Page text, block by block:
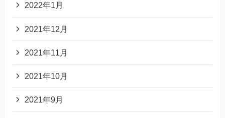
2022年1月
2021年12月
2021年11月
2021年10月
2021年9月